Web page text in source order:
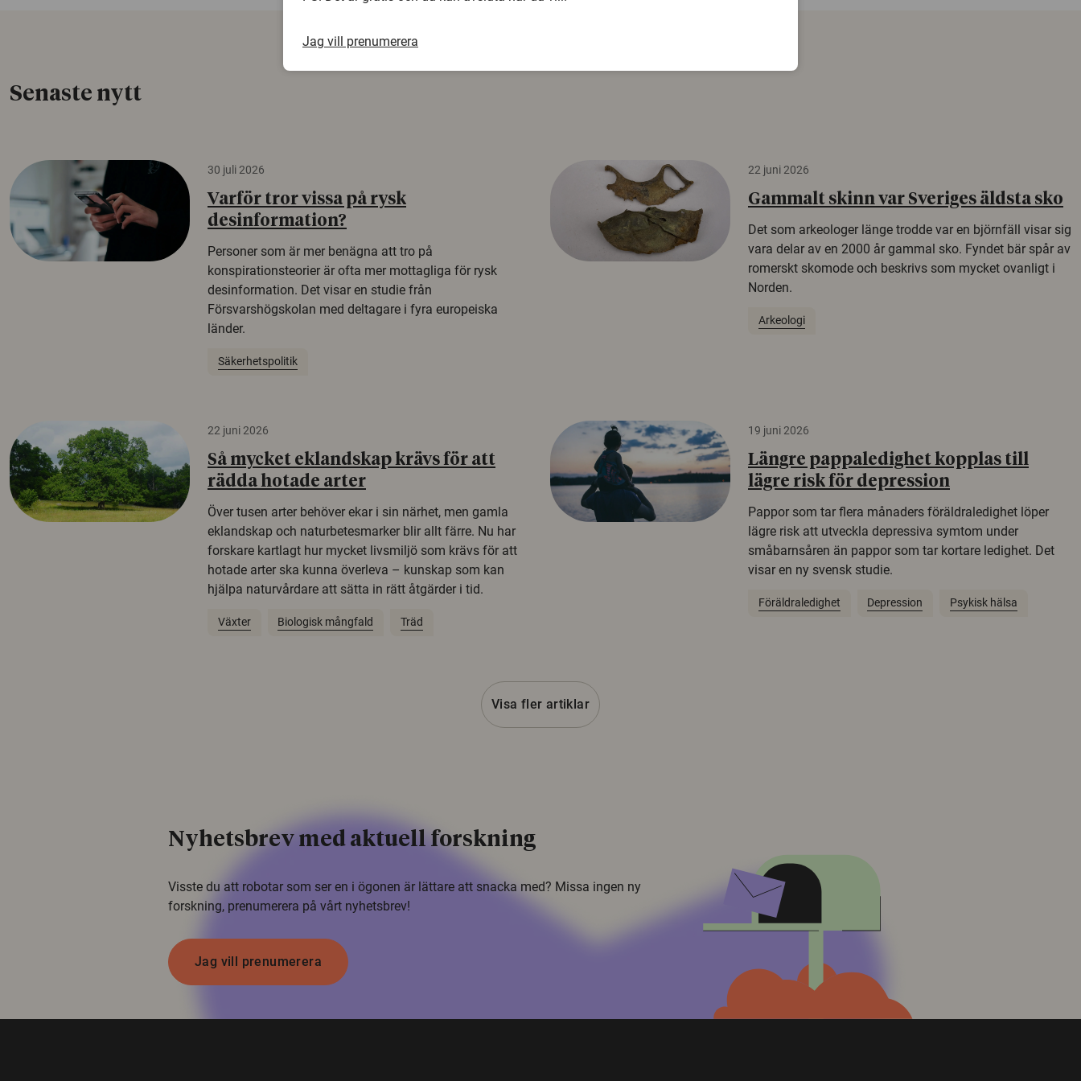
Senaste nytt
30 juli 2026
Varför tror vissa på rysk
desinformation?
Personer som är mer benägna att tro på
konspirationsteorier är ofta mer mottagliga för rysk
desinformation. Det visar en studie från
Försvarshögskolan med deltagare i fyra europeiska
länder.
Säkerhetspolitik
22 juni 2026
Gammalt skinn var Sveriges äldsta sko
Det som arkeologer länge trodde var en björnfäll visar sig
vara delar av en 2000 år gammal sko. Fyndet bär spår av
romerskt skomode och beskrivs som mycket ovanligt i
Norden.
Arkeologi
22 juni 2026
Så mycket eklandskap krävs för att
rädda hotade arter
Över tusen arter behöver ekar i sin närhet, men gamla
eklandskap och naturbetesmarker blir allt färre. Nu har
forskare kartlagt hur mycket livsmiljö som krävs för att
hotade arter ska kunna överleva – kunskap som kan
hjälpa naturvårdare att sätta in rätt åtgärder i tid.
Växter Biologisk mångfald Träd
19 juni 2026
Längre pappaledighet kopplas till
lägre risk för depression
Pappor som tar flera månaders föräldraledighet löper
lägre risk att utveckla depressiva symtom under
småbarnsåren än pappor som tar kortare ledighet. Det
visar en ny svensk studie.
Föräldraledighet Depression Psykisk hälsa
Visa fler artiklar
Nyhetsbrev med aktuell forskning
Visste du att robotar som ser en i ögonen är lättare att snacka med? Missa ingen ny
forskning, prenumerera på vårt nyhetsbrev!
Jag vill prenumerera
Jag vill prenumerera